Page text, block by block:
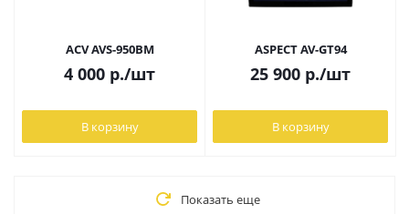
ACV AVS-950BM
4 000 р./шт
В корзину
ASPECT AV-GT94
25 900 р./шт
В корзину
Показать еще